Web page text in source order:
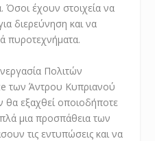
Όσοι έχουν στοιχεία να
διερεύνηση και να
πυροτεχνήματα.
Πολιτών
των Άντρου Κυπριανού
εξαχθεί οποιοδήποτε
μια προσπάθεια των
τις εντυπώσεις και να